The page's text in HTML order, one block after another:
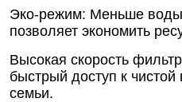
Эко-режим: Меньше воды
позволяет экономить
Высокая скорость
быстрый доступ к
семьи.